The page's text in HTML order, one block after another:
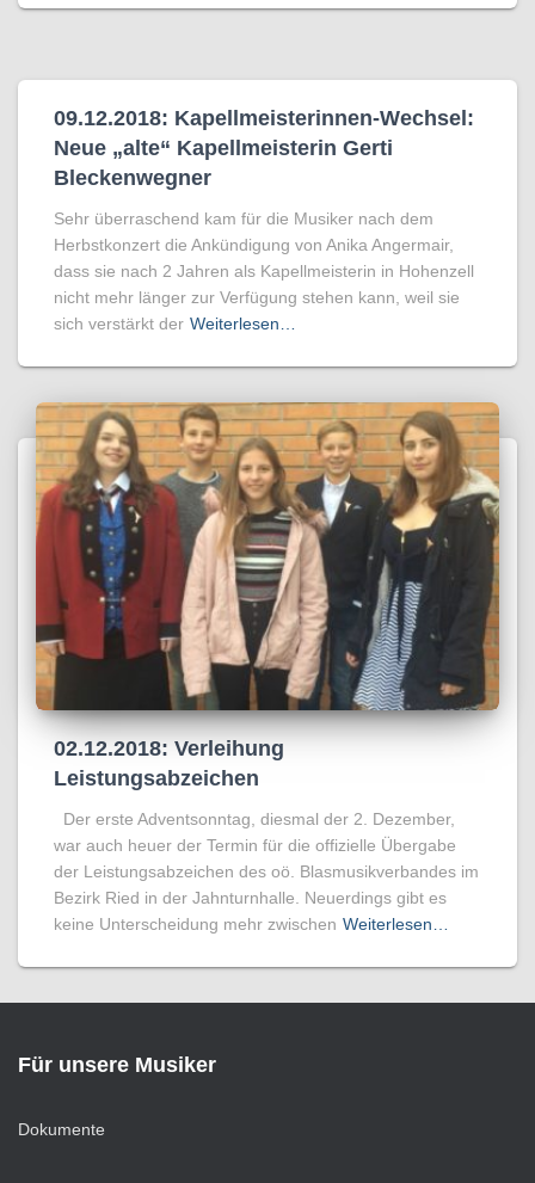
09.12.2018: Kapellmeisterinnen-Wechsel:
Neue „alte“ Kapellmeisterin Gerti
Bleckenwegner
Sehr überraschend kam für die Musiker nach dem
Herbstkonzert die Ankündigung von Anika Angermair,
dass sie nach 2 Jahren als Kapellmeisterin in Hohenzell
nicht mehr länger zur Verfügung stehen kann, weil sie
sich verstärkt der Weiterlesen…
02.12.2018: Verleihung
Leistungsabzeichen
Der erste Adventsonntag, diesmal der 2. Dezember,
war auch heuer der Termin für die offizielle Übergabe
der Leistungsabzeichen des oö. Blasmusikverbandes im
Bezirk Ried in der Jahnturnhalle. Neuerdings gibt es
keine Unterscheidung mehr zwischen Weiterlesen…
Für unsere Musiker
Dokumente